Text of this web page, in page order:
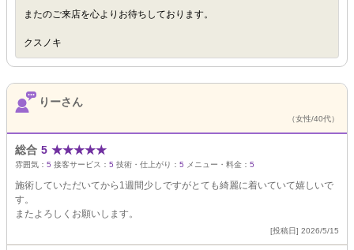
またのご来店を心よりお待ちしております。
クスノキ
りーさん
（女性/40代）
総合 5 ★★★★★
雰囲気： 5 接客サービス： 5 技術・仕上がり： 5 メニュー・料金： 5
施術していただいてから1週間少しですがとても綺麗に着いていて嬉しいで
す。
またよろしくお願いします。
[投稿日] 2026/5/15